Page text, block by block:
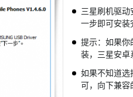
三星刷机驱
一步即可安装
提示：如果你
装，三星安卓
如果不知道选
可，向下兼容